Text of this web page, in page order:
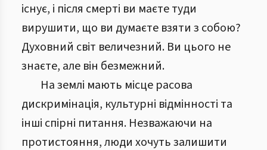
існує, і після смерті ви маєте туди
вирушити, що ви думаєте взяти з собою?
Духовний світ величезний. Ви цього не
знаєте, але він безмежний.
На землі мають місце расова
дискримінація, культурні відмінності та
інші спірні питання. Незважаючи на
протистояння, люди хочуть залишити